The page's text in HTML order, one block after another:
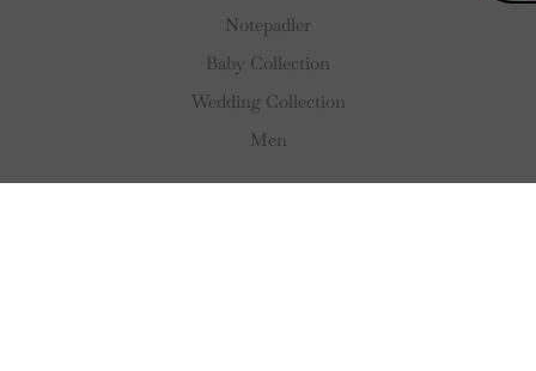
Notepadler
Baby Collection
Wedding Collection
Men